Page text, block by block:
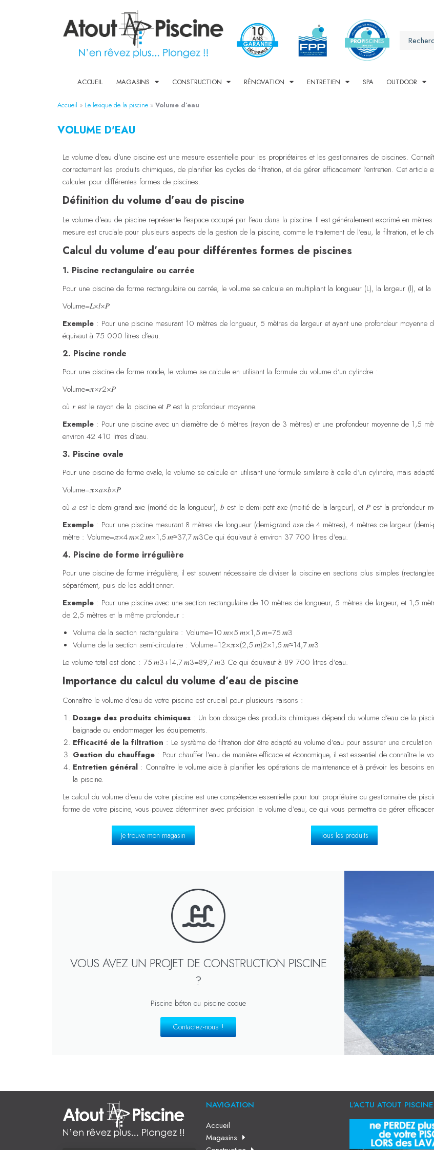
ACCUEIL MAGASINS CONSTRUCTION RÉNOVATION ENTRETIEN SPA OUTDOOR
Accueil » Le lexique de la piscine » Volume d’eau
VOLUME D'EAU
Le volume d’eau d’une piscine est une mesure essentielle pour les propriétaires et les gestionnaires de piscines.
correctement les produits chimiques, de planifier les cycles de filtration, et de gérer efficacement l’entretien. Cet article
calculer pour différentes formes de piscines.
Définition du volume d’eau de piscine
Le volume d’eau de piscine représente l’espace occupé par l’eau dans la piscine. Il est généralement exprimé en
mesure est cruciale pour plusieurs aspects de la gestion de la piscine, comme le traitement de l’eau, la filtration, et le
Calcul du volume d’eau pour différentes formes de piscines
1. Piscine rectangulaire ou carrée
Pour une piscine de forme rectangulaire ou carrée, le volume se calcule en multipliant la longueur (L), la largeur (l), et la
Volume=𝐿×𝑙×𝑃
Exemple : Pour une piscine mesurant 10 mètres de longueur, 5 mètres de largeur et ayant une profondeur moyenne
équivaut à 75 000 litres d’eau.
2. Piscine ronde
Pour une piscine de forme ronde, le volume se calcule en utilisant la formule du volume d’un cylindre :
Volume=𝜋×𝑟2×𝑃
où 𝑟 est le rayon de la piscine et 𝑃 est la profondeur moyenne.
Exemple : Pour une piscine avec un diamètre de 6 mètres (rayon de 3 mètres) et une profondeur moyenne de 1,5
environ 42 410 litres d’eau.
3. Piscine ovale
Pour une piscine de forme ovale, le volume se calcule en utilisant une formule similaire à celle d’un cylindre, mais
Volume=𝜋×𝑎×𝑏×𝑃
où 𝑎 est le demi-grand axe (moitié de la longueur), 𝑏 est le demi-petit axe (moitié de la largeur), et 𝑃 est la profondeur
Exemple : Pour une piscine mesurant 8 mètres de longueur (demi-grand axe de 4 mètres), 4 mètres de largeur
mètre : Volume=𝜋×4 𝑚×2 𝑚×1,5 𝑚≈37,7 𝑚3Ce qui équivaut à environ 37 700 litres d’eau.
4. Piscine de forme irrégulière
Pour une piscine de forme irrégulière, il est souvent nécessaire de diviser la piscine en sections plus simples
séparément, puis de les additionner.
Exemple : Pour une piscine avec une section rectangulaire de 10 mètres de longueur, 5 mètres de largeur, et 1,5
de 2,5 mètres et la même profondeur :
Volume de la section rectangulaire : Volume=10 𝑚×5 𝑚×1,5 𝑚=75 𝑚3
Volume de la section semi-circulaire : Volume=12×𝜋×(2,5 𝑚)2×1,5 𝑚≈14,7 𝑚3
Le volume total est donc : 75 𝑚3+14,7 𝑚3=89,7 𝑚3 Ce qui équivaut à 89 700 litres d’eau.
Importance du calcul du volume d’eau de piscine
Connaître le volume d’eau de votre piscine est crucial pour plusieurs raisons :
Dosage des produits chimiques : Un bon dosage des produits chimiques dépend du volume d’eau de la
baignade ou endommager les équipements.
Efficacité de la filtration : Le système de filtration doit être adapté au volume d’eau pour assurer une
Gestion du chauffage : Pour chauffer l’eau de manière efficace et économique, il est essentiel de connaître le
Entretien général : Connaître le volume aide à planifier les opérations de maintenance et à prévoir les besoins
la piscine.
Le calcul du volume d’eau de votre piscine est une compétence essentielle pour tout propriétaire ou gestionnaire de
forme de votre piscine, vous pouvez déterminer avec précision le volume d’eau, ce qui vous permettra de gérer
Je trouve mon magasin Tous les produits
VOUS AVEZ UN PROJET DE CONSTRUCTION PISCINE
?
Piscine béton ou piscine coque
Contactez-nous !
NAVIGATION
Accueil
Magasins
L'ACTU ATOUT PISCINE